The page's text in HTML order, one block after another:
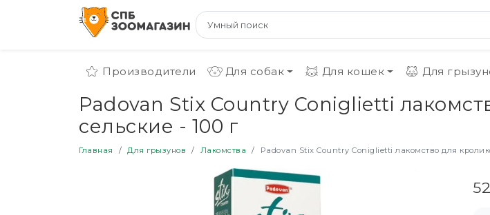
Производители Для собак Для кошек Для
Padovan Stix Country Coniglietti
сельские - 100 г
Главная Для грызунов Лакомства Padovan Stix Country Coniglietti лакомство для